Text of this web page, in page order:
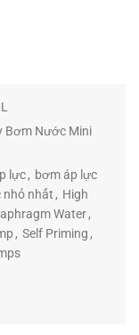
Bơm Nước Mini
lực , bơm áp lực
nhỏ nhất , High
Water ,
, Self Priming ,